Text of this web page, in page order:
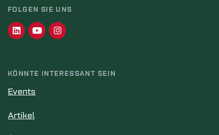
FOLGEN SIE UNS
KÖNNTE INTERESSANT SEIN
Events
Artikel